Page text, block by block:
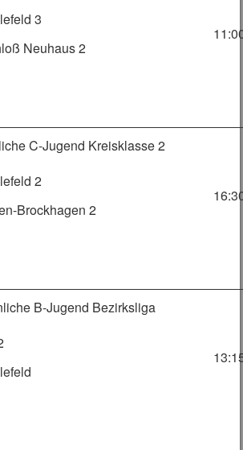
3
Neuhaus 2
C-Jugend Kreisklasse 2
2
Brockhagen 2
B-Jugend Bezirksliga